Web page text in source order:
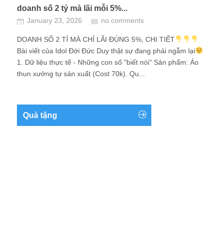
doanh số 2 tỷ mà lãi mỗi 5%...
January 23, 2026 no comments
DOANH SỐ 2 TỈ MÀ CHỈ LÃI ĐÚNG 5%, CHI TIẾT
Bài viết của Idol Đới Đức Duy thật sự đang phải ngẫm lại
1. Dữ liệu thực tế - Những con số "biết nói" Sản phẩm: Áo
thun xưởng tự sản xuất (Cost 70k). Qu...
Quà tặng